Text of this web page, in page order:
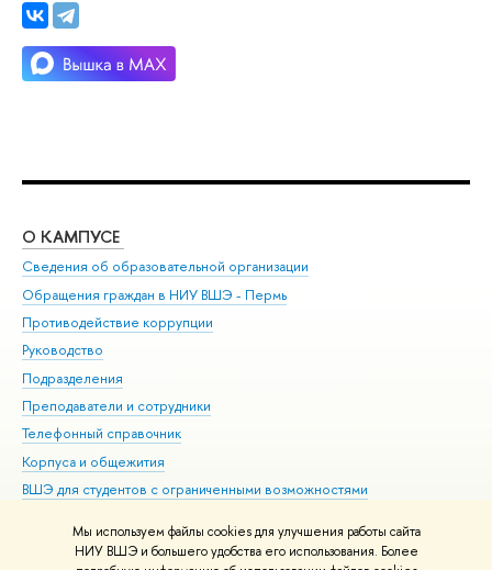
Мы используем файлы cookies для улучшения работы сайта
НИУ ВШЭ и большего удобства его использования. Более
О КАМПУСЕ
Сведения об образовательной организации
Обращения граждан в НИУ ВШЭ - Пермь
Противодействие коррупции
Руководство
Подразделения
Преподаватели и сотрудники
Телефонный справочник
Корпуса и общежития
ВШЭ для студентов с ограниченными возможностями
Единая платежная страница